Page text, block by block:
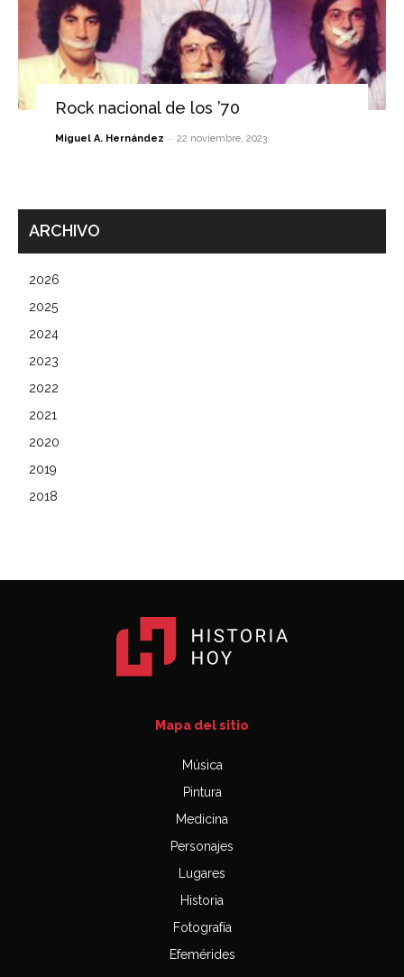
Rock nacional de los ’70
Miguel A. Hernández - 22 noviembre, 2023
ARCHIVO
2026
2025
2024
2023
2022
2021
2020
2019
2018
Mapa del sitio
Música
Pintura
Medicina
Personajes
Lugares
Historia
Fotografía
Efemérides